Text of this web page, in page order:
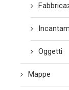
Oggetti
Mappe